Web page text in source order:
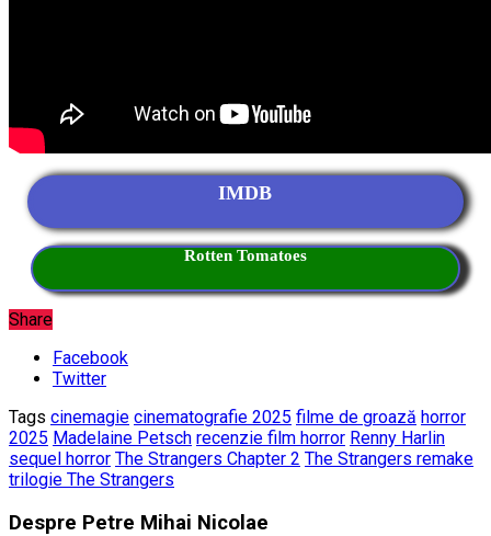
IMDB
Rotten Tomatoes
Share
Facebook
Twitter
Tags cinemagie cinematografie 2025 filme de groază horror
2025 Madelaine Petsch recenzie film horror Renny Harlin
sequel horror The Strangers Chapter 2 The Strangers remake
trilogie The Strangers
Despre Petre Mihai Nicolae